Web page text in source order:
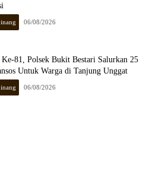
06/08/2026
81, Polsek Bukit Bestari Salurkan 25
Untuk Warga di Tanjung Unggat
06/08/2026